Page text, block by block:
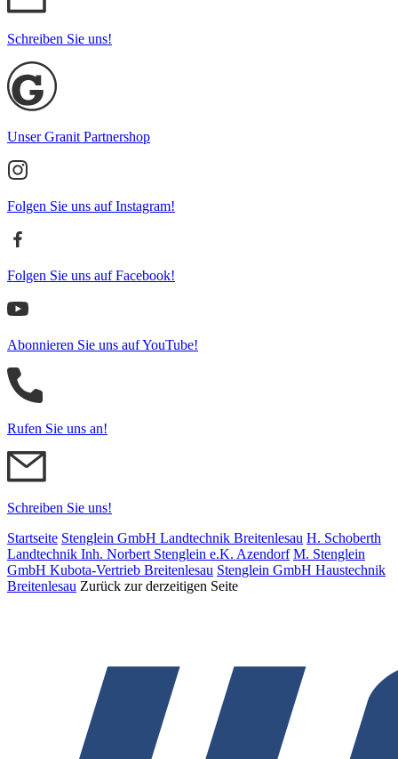
Schreiben Sie uns!
Unser Granit Partnershop
Folgen Sie uns auf Instagram!
Folgen Sie uns auf Facebook!
Abonnieren Sie uns auf YouTube!
Rufen Sie uns an!
Schreiben Sie uns!
Startseite Stenglein GmbH Landtechnik Breitenlesau H. Schoberth
Land­tech­nik Inh. Norbert Stenglein e.K. Azendorf M. Stenglein
GmbH Kubota-Vertrieb Breitenlesau Stenglein GmbH Haustechnik
Breitenlesau Zurück zur derzeitigen Seite